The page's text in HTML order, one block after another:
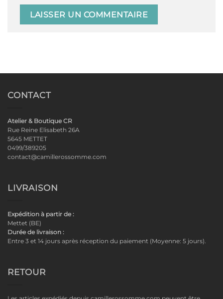
CONTACT
Atelier & Boutique CR
Rue Reine Elisabeth 26A
5645 METTET
0499/389205
contact@camillerossomme.com
LIVRAISON
Expédition à partir de :
Mettet (BE)
Durée de livraison :
Entre 3 et 14 jours après réception du paiement (Moyenne: 5 jours).
RETOUR